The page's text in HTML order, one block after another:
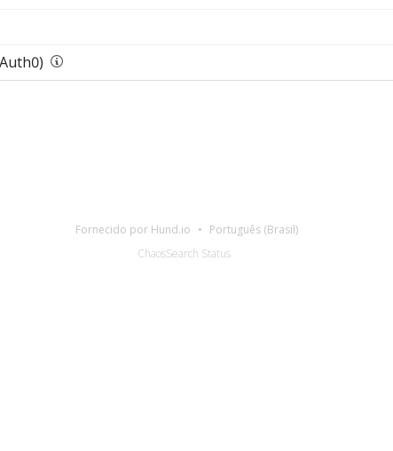
Fornecido por Hund.io
Português (Brasil)
ChaosSearch Status